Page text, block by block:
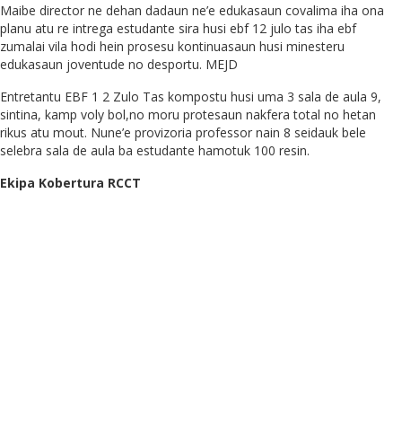
Maibe director ne dehan dadaun ne’e edukasaun covalima iha ona
planu atu re intrega estudante sira husi ebf 12 julo tas iha ebf
zumalai vila hodi hein prosesu kontinuasaun husi minesteru
edukasaun joventude no desportu. MEJD
Entretantu EBF 1 2 Zulo Tas kompostu husi uma 3 sala de aula 9,
sintina, kamp voly bol,no moru protesaun nakfera total no hetan
rikus atu mout. Nune’e provizoria professor nain 8 seidauk bele
selebra sala de aula ba estudante hamotuk 100 resin.
Ekipa Kobertura RCCT